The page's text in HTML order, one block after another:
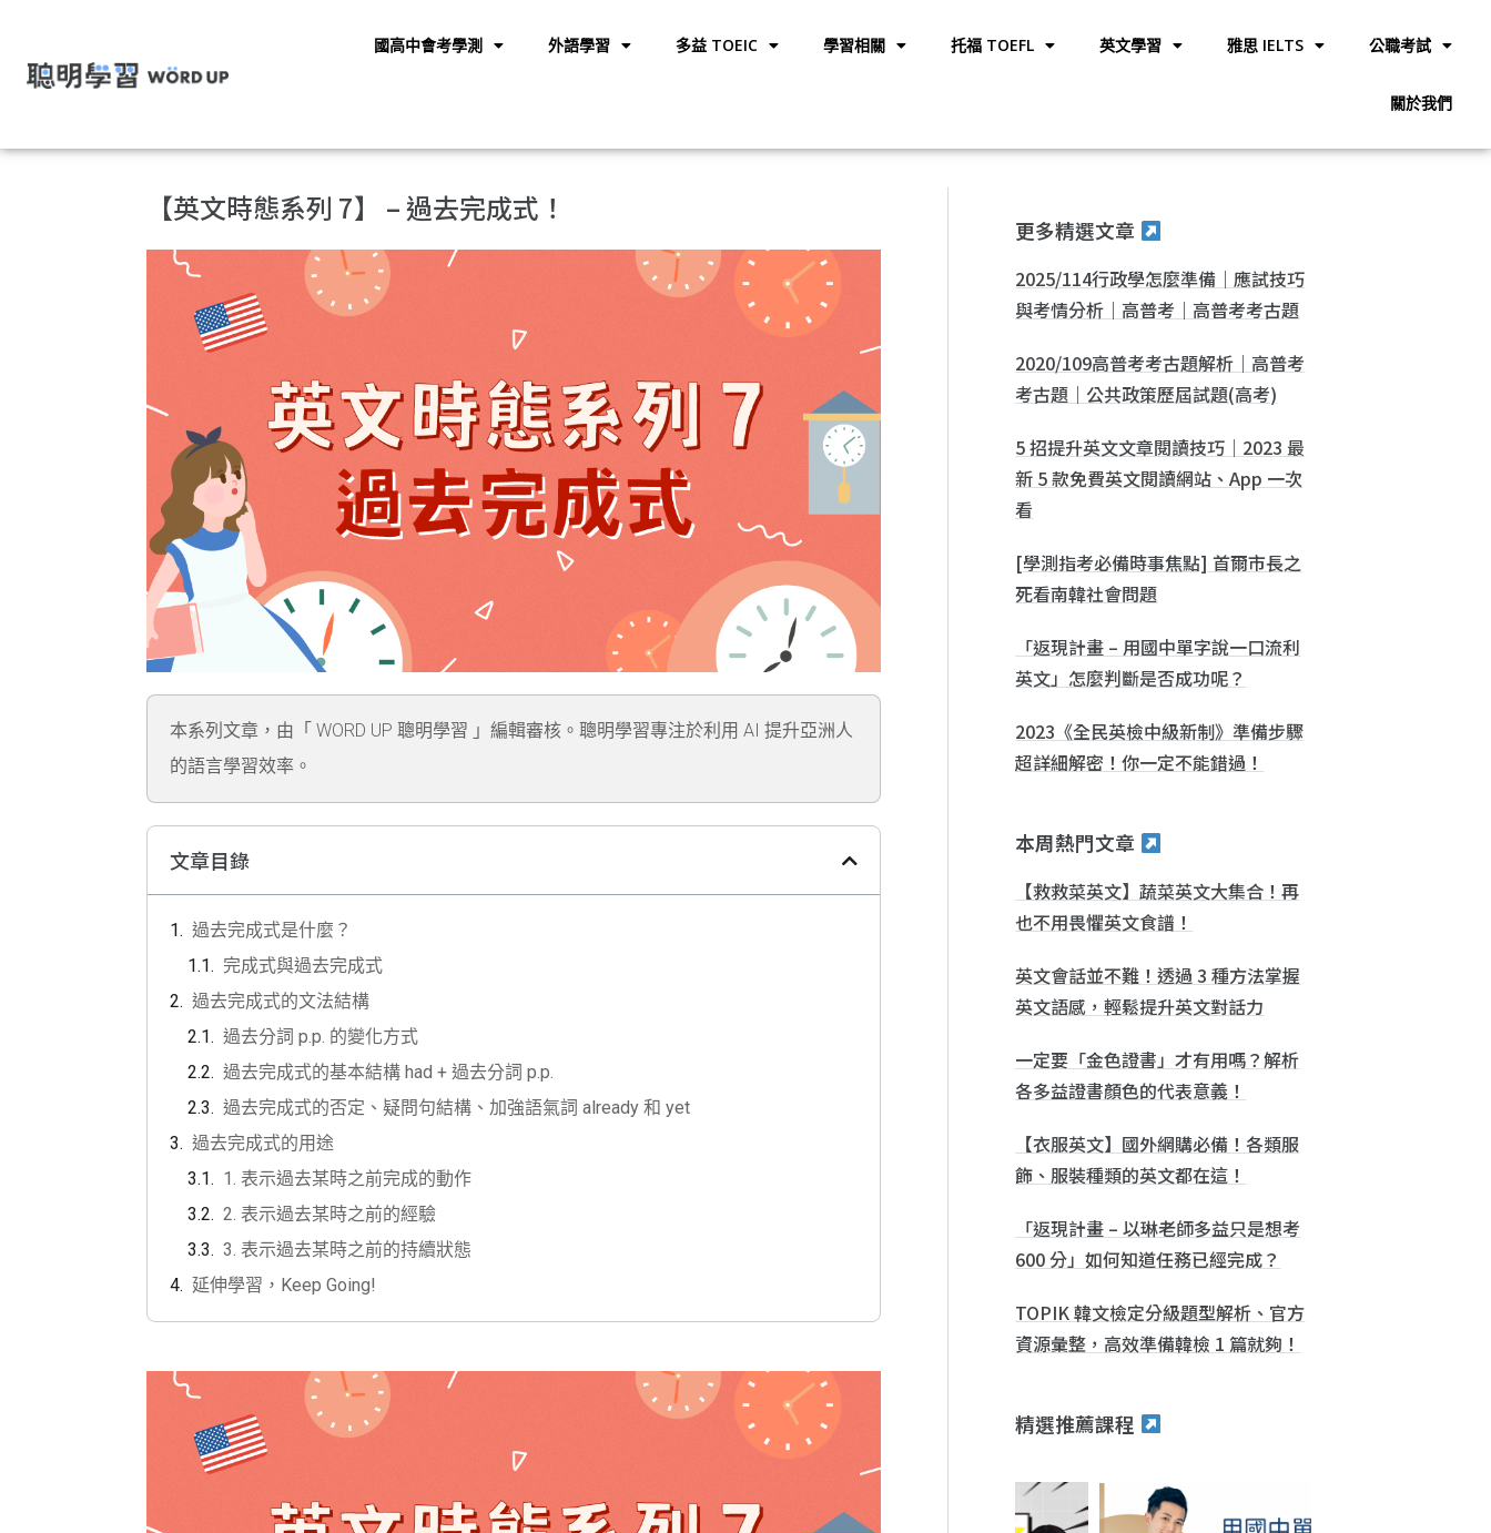
國高中會考學測 外語學習 多益 TOEIC 學習相關 托福 TOEFL 英文學習 雅思 IELTS 公職考試
關於我們
【英文時態系列 7】 – 過去完成式！
本系列文章，由「 WORD UP 聰明學習 」編輯審核。聰明學習專注於利用 AI 提升亞洲人
的語言學習效率。
文章目錄
過去完成式是什麼？
完成式與過去完成式
過去完成式的文法結構
過去分詞 p.p. 的變化方式
過去完成式的基本結構 had + 過去分詞 p.p.
過去完成式的否定、疑問句結構、加強語氣詞 already 和 yet
過去完成式的用途
1. 表示過去某時之前完成的動作
2. 表示過去某時之前的經驗
3. 表示過去某時之前的持續狀態
延伸學習，Keep Going!
更多精選文章
2025/114行政學怎麼準備｜應試技巧
與考情分析｜高普考｜高普考考古題
2020/109高普考考古題解析｜高普考
考古題｜公共政策歷屆試題(高考)
5 招提升英文文章閱讀技巧｜2023 最
新 5 款免費英文閱讀網站、App 一次
看
[學測指考必備時事焦點] 首爾市長之
死看南韓社會問題
「返現計畫 – 用國中單字說一口流利
英文」怎麼判斷是否成功呢？
2023《全民英檢中級新制》準備步驟
超詳細解密！你一定不能錯過！
本周熱門文章
【救救菜英文】蔬菜英文大集合！再
也不用畏懼英文食譜！
英文會話並不難！透過 3 種方法掌握
英文語感，輕鬆提升英文對話力
一定要「金色證書」才有用嗎？解析
各多益證書顏色的代表意義！
【衣服英文】國外網購必備！各類服
飾、服裝種類的英文都在這！
「返現計畫 – 以琳老師多益只是想考
600 分」如何知道任務已經完成？
TOPIK 韓文檢定分級題型解析、官方
資源彙整，高效準備韓檢 1 篇就夠！
精選推薦課程